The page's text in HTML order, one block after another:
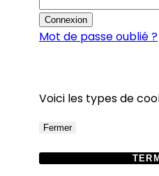
Connexion
Mot de passe oublié ?
Voici les types de
Fermer